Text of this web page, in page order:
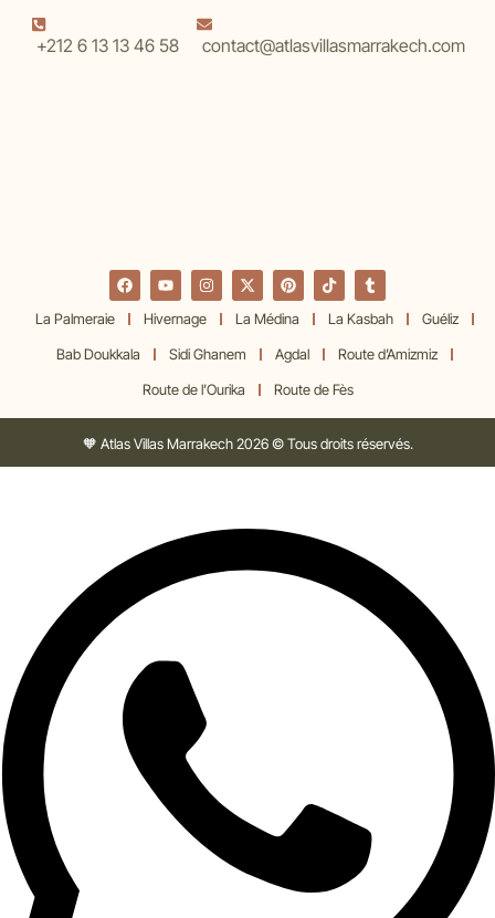
+212 6 13 13 46 58 contact@atlasvillasmarrakech.com
La Palmeraie Hivernage La Médina La Kasbah
Guéliz
Bab Doukkala
Sidi Ghanem Agdal
Route d’Amizmiz
Route de l’Ourika
Route de Fès
🧡 Atlas Villas Marrakech 2026 © Tous droits réservés.